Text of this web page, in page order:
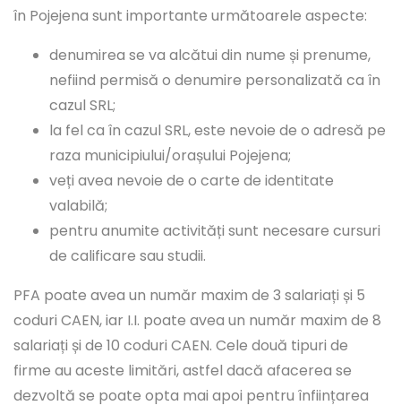
în Pojejena sunt importante următoarele aspecte:
denumirea se va alcătui din nume și prenume,
nefiind permisă o denumire personalizată ca în
cazul SRL;
la fel ca în cazul SRL, este nevoie de o adresă pe
raza municipiului/orașului Pojejena;
veți avea nevoie de o carte de identitate
valabilă;
pentru anumite activități sunt necesare cursuri
de calificare sau studii.
PFA poate avea un număr maxim de 3 salariați și 5
coduri CAEN, iar I.I. poate avea un număr maxim de 8
salariați și de 10 coduri CAEN. Cele două tipuri de
firme au aceste limitări, astfel dacă afacerea se
dezvoltă se poate opta mai apoi pentru înființarea